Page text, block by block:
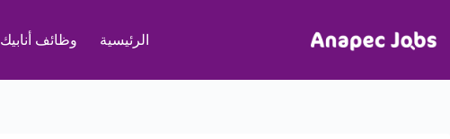
المحتوى
الرئيسية وظائف أنابيك